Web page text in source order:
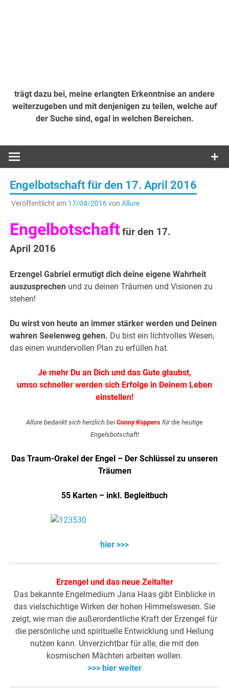
trägt dazu bei, meine erlangten Erkenntnise an andere
weiterzugeben und mit denjenigen zu teilen, welche auf
der Suche sind, egal in welchen Bereichen.
Engelbotschaft für den 17. April 2016
Veröffentlicht am 17/04/2016von Allure
Engelbotschaftfür den 17.
April 2016
Erzengel Gabriel ermutigt dich deine eigene Wahrheit
auszusprechen und zu deinen Träumen und Visionen zu
stehen!
Du wirst von heute an immer stärker werden und Deinen
wahren Seelenweg gehen. Du bist ein lichtvolles Wesen,
das einen wundervollen Plan zu erfüllen hat.
Je mehr Du an Dich und das Gute glaubst,
umso schneller werden sich Erfolge in Deinem Leben
einstellen!
Allure bedankt sich herzlich bei Conny Koppers für die heutige
Engelsbotschaft!
Das Traum-Orakel der Engel – Der Schlüssel zu unseren
Träumen
55 Karten – inkl. Begleitbuch
hier >>>
Erzengel und das neue Zeitalter
Das bekannte Engelmedium Jana Haas gibt Einblicke in
das vielschichtige Wirken der hohen Himmelswesen. Sie
zeigt, wie man die außerordentliche Kraft der Erzengel für
die persönliche und spirituelle Entwicklung und Heilung
nutzen kann. Unverzichtbar für alle, die mit den
kosmischen Mächten arbeiten wollen.
>>> hier weiter